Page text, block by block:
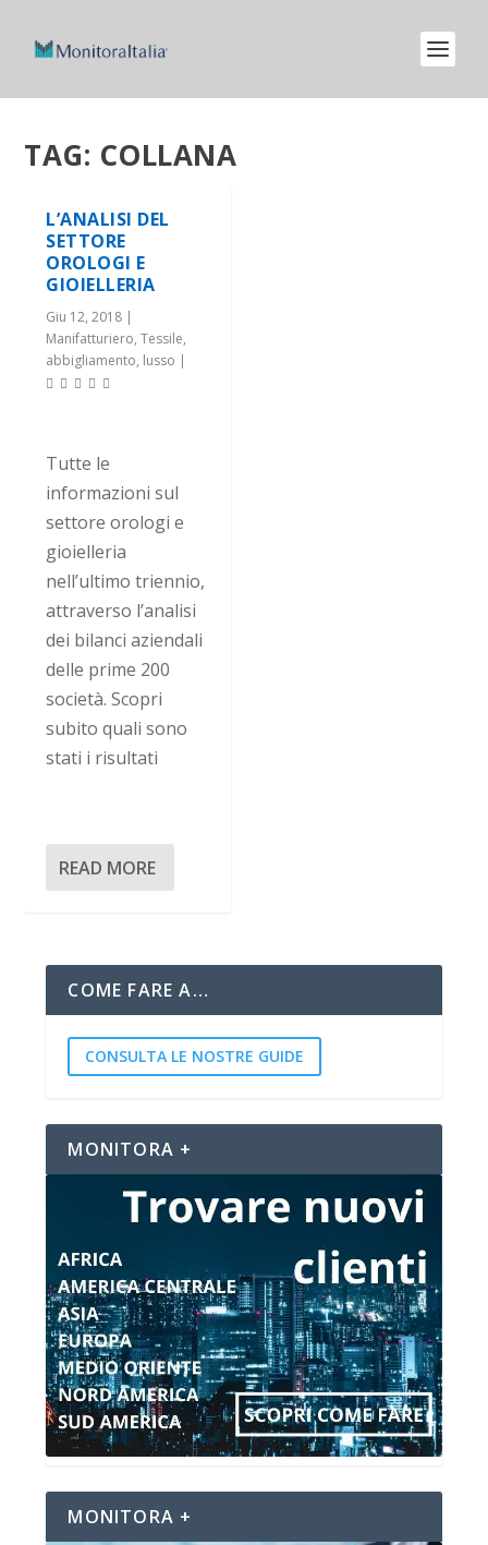
TAG: COLLANA
L’ANALISI DEL
SETTORE
OROLOGI E
GIOIELLERIA
Giu 12, 2018 |
Manifatturiero,Tessile,
abbigliamento, lusso |
Tutte le
informazioni sul
settore orologi e
gioielleria
nell’ultimo triennio,
attraverso l’analisi
dei bilanci aziendali
delle prime 200
società. Scopri
subito quali sono
stati i risultati
READ MORE
COME FARE A…
CONSULTA LE NOSTRE GUIDE
MONITORA +
MONITORA +